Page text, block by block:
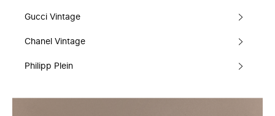
Gucci Vintage
Chanel Vintage
Philipp Plein